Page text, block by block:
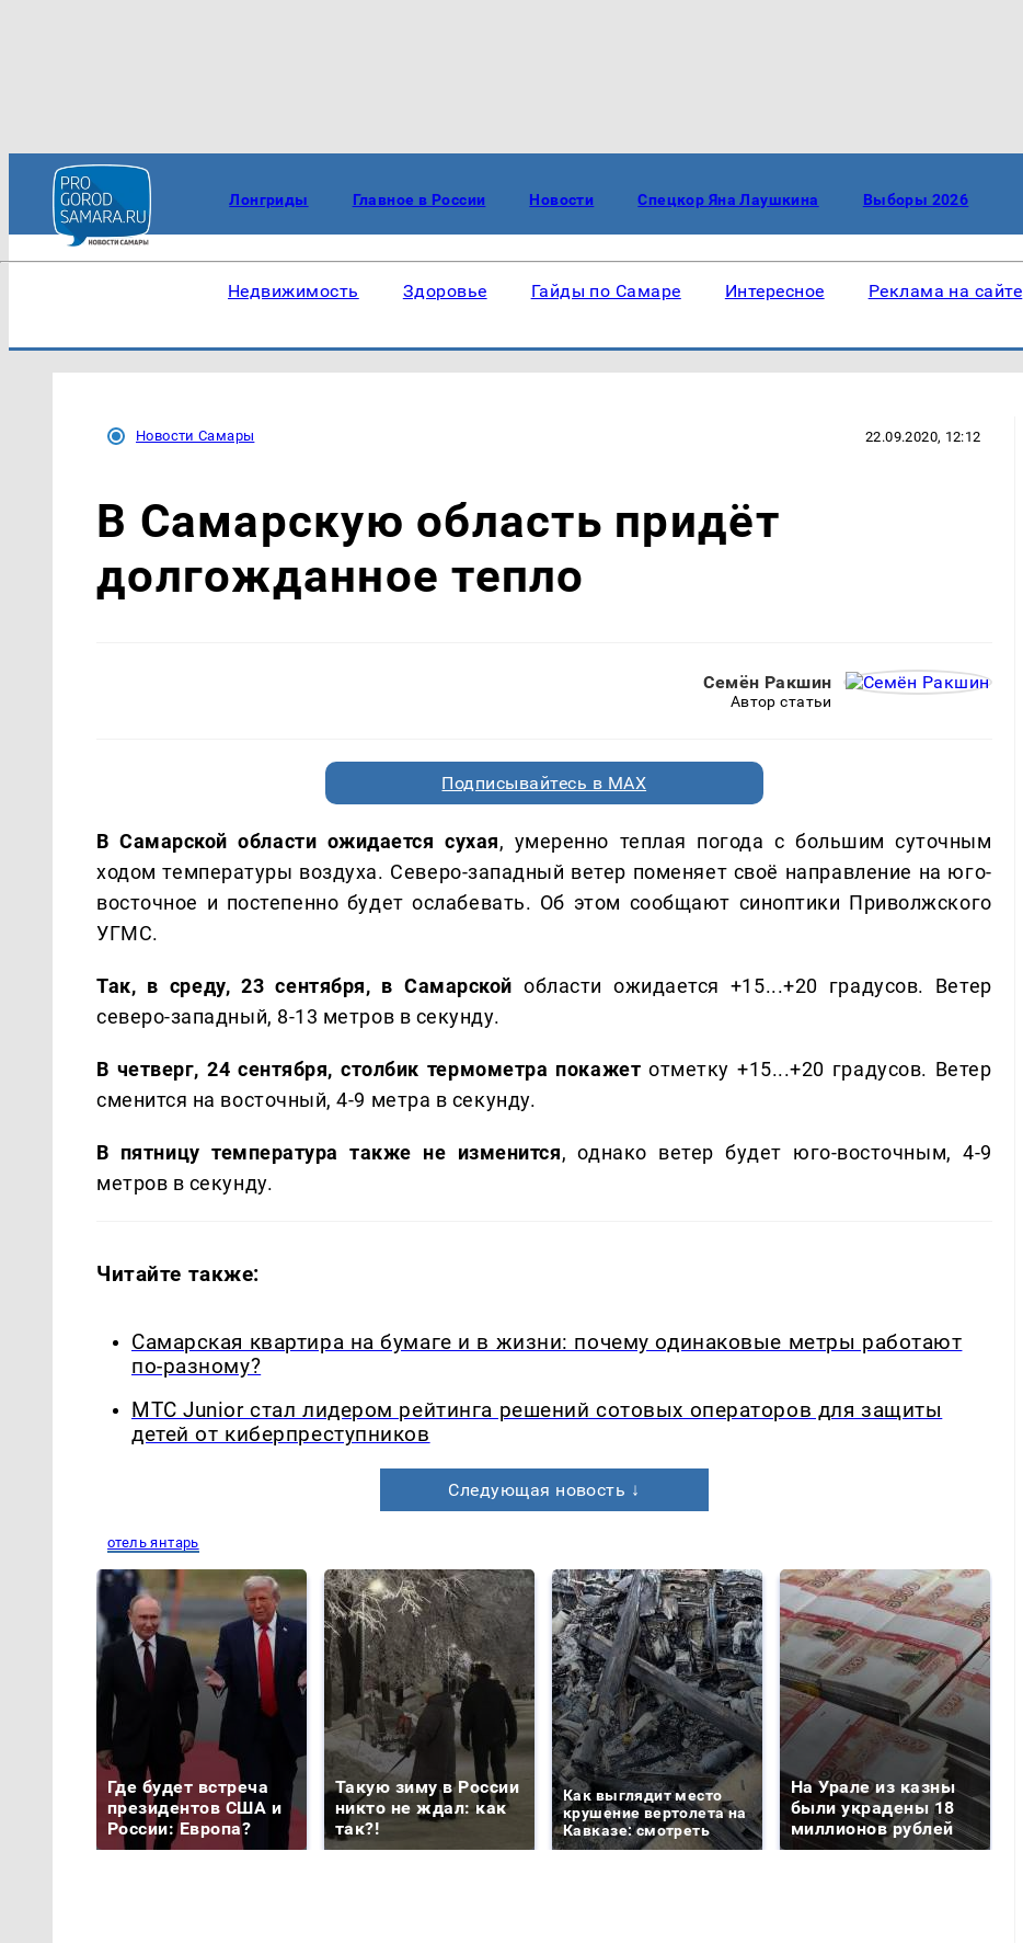
Лонгриды Главное в России Новости Спецкор Яна Лаушкина Выборы 2026
Недвижимость Здоровье Гайды по Самаре Интересное Реклама на сайте
Новости Самары 22.09.2020, 12:12
В Самарскую область придёт
долгожданное тепло
Семён Ракшин
Автор статьи
Подписывайтесь в MAX
В Самарской области ожидается сухая, умеренно теплая погода с большим суточным
ходом температуры воздуха. Северо-западный ветер поменяет своё направление на юго-
восточное и постепенно будет ослабевать. Об этом сообщают синоптики Приволжского
УГМС.
Так, в среду, 23 сентября, в Самарской области ожидается +15...+20 градусов. Ветер
северо-западный, 8-13 метров в секунду.
В четверг, 24 сентября, столбик термометра покажет отметку +15...+20 градусов. Ветер
сменится на восточный, 4-9 метра в секунду.
В пятницу температура также не изменится, однако ветер будет юго-восточным, 4-9
метров в секунду.
Читайте также:
Самарская квартира на бумаге и в жизни: почему одинаковые метры работают
по-разному?
МТС Junior стал лидером рейтинга решений сотовых операторов для защиты
детей от киберпреступников
Следующая новость ↓
отель янтарь
Где будет встреча
президентов США и
России: Европа?
Такую зиму в России
никто не ждал: как
так?!
Как выглядит место
крушение вертолета на
Кавказе: смотреть
На Урале из казны
были украдены 18
миллионов рублей